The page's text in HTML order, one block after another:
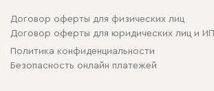
Договор оферты для физических лиц
Договор оферты для юридических лиц и ИП
Политика конфиденциальности
Безопасность онлайн платежей